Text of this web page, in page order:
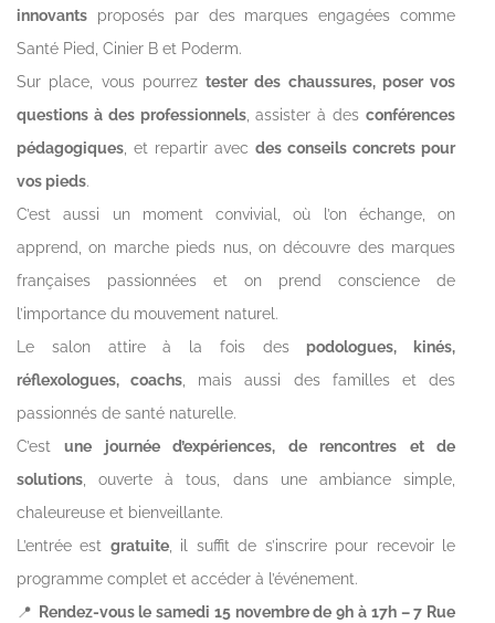
innovants proposés par des marques engagées comme
Santé Pied, Cinier B et Poderm.
Sur place, vous pourreztester des chaussures, poser vos
questions à des professionnels, assister à desconférences
pédagogiques, et repartir avecdes conseils concrets pour
vos pieds.
C’est aussi un moment convivial, où l’on échange, on
apprend, on marche pieds nus, on découvre des marques
françaises passionnées et on prend conscience de
l’importance du mouvement naturel.
Le salon attire à la fois des podologues, kinés,
réflexologues, coachs, mais aussi des familles et des
passionnés de santé naturelle.
C’estune journée d’expériences, de rencontres et de
solutions, ouverte à tous, dans une ambiance simple,
chaleureuse et bienveillante.
L’entrée est gratuite, il suffit de s’inscrire pour recevoir le
programme complet et accéder à l’événement.
📍
Rendez-vous le samedi 15 novembre de 9h à 17h – 7 Rue